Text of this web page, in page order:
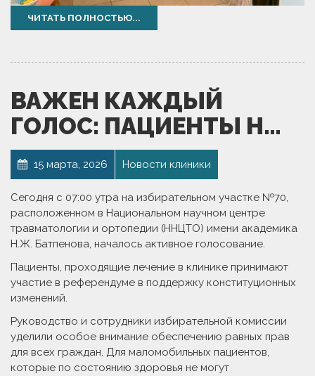
ЧИТАТЬ ПОЛНОСТЬЮ...
ВАЖЕН КАЖДЫЙ
ГОЛОС: ПАЦИЕНТЫ Н…
15 марта, 2026 Новости клиники
Сегодня с 07:00 утра на избирательном участке №70,
расположенном в Национальном научном центре
травматологии и ортопедии (ННЦТО) имени академика
Н.Ж. Батпенова, началось активное голосование.
Пациенты, проходящие лечение в клинике принимают
участие в референдуме в поддержку конституционных
изменений.
Руководство и сотрудники избирательной комиссии
уделили особое внимание обеспечению равных прав
для всех граждан. Для маломобильных пациентов,
которые по состоянию здоровья не могут